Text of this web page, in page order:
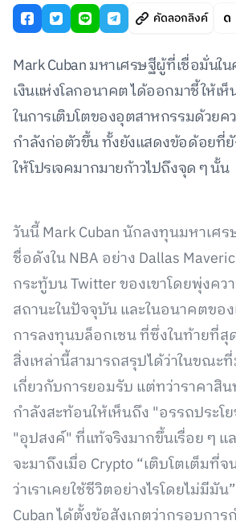
คัดลอกลิงค์
Mark Cuban มหาเศรษฐีผู้ที่เชื่อมั่นใ
เงินแห่งโลกอนาคต ได้ออกมาชี้ให้เห็
ในการเติบโตของอุตสาหกรรมด้วยค
กำลังก่อตัวขึ้น ทั้งยังแสดงข้อด้อยที่
ให้โปรเจคมากมายก้าวไปถึงจุด ๆ นั้น
วันนี้ Mark Cuban นักลงทุนมหาเศ
ชื่อดังใน NBA อย่าง Dallas
กระทู้บน Twitter ของเขาโดยพุ่งค
สถานะในปัจจุบัน และในอนาคตของ
การลงทุนบล็อกเชน ที่ซึ่งในท้ายที่สุ
สิ่งเหล่านี้สามารถสรุปได้ว่าในขณะ
เกี่ยวกับการยอมรับ แต่ทว่าราคาสิ
กำลังสะท้อนให้เห็นถึง "อรรถประโ
"อุปสงค์" ที่แท้จริงมากขึ้นเรื่อย ๆ
จะมาถึงเมื่อ Crypto “เติบโตเต็มที่
ว่าเราเคยใช้ชีวิตอย่างไรโดยไม่มีมัน”
Cuban ได้ตั้งข้อสังเกตว่ากรอบกา